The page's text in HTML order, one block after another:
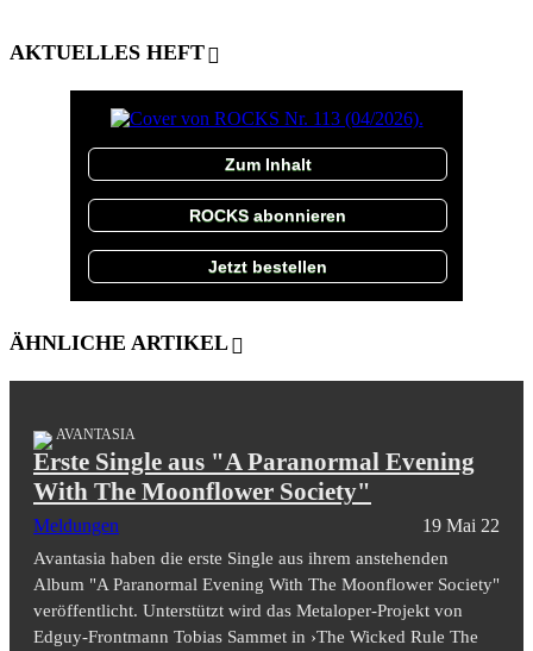
AKTUELLES HEFT
Zum Inhalt
ROCKS abonnieren
Jetzt bestellen
ÄHNLICHE ARTIKEL
AVANTASIA
Erste Single aus "A Paranormal Evening
With The Moonflower Society"
Meldungen 19 Mai 22
Avantasia haben die erste Single aus ihrem anstehenden
Album "A Paranormal Evening With The Moonflower Society"
veröffentlicht. Unterstützt wird das Metaloper-Projekt von
Edguy-Frontmann Tobias Sammet in ›The Wicked Rule The